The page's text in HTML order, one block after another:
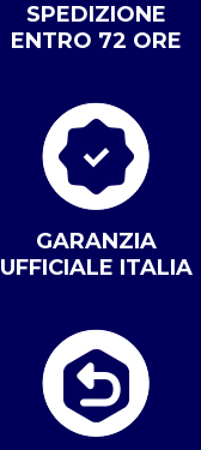
SPEDIZIONE
ENTRO 72 ORE
GARANZIA
UFFICIALE ITALIA